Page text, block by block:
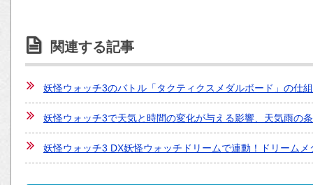
関連する記事
妖怪ウォッチ3のバトル「タクティクスメダルボード」の仕
妖怪ウォッチ3で天気と時間の変化が与える影響、天気雨の
妖怪ウォッチ3 DX妖怪ウォッチドリームで連動！ドリーム